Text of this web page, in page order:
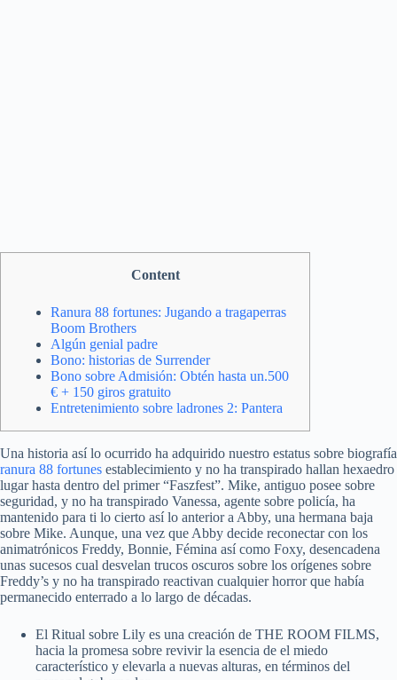
Content
Ranura 88 fortunes: Jugando a tragaperras
Boom Brothers
Algún genial padre
Bono: historias de Surrender
Bono sobre Admisión: Obtén hasta un.500
€ + 150 giros gratuito
Entretenimiento sobre ladrones 2: Pantera
Una historia así­ lo ocurrido ha adquirido nuestro estatus sobre biografía
ranura 88 fortunes establecimiento y no ha transpirado hallan hexaedro
lugar hasta dentro del primer “Faszfest”. Mike, antiguo posee sobre
seguridad, y no ha transpirado Vanessa, agente sobre policía, ha
mantenido para ti lo cierto así­ lo anterior a Abby, una hermana baja
sobre Mike. Aunque, una vez que Abby decide reconectar con los
animatrónicos Freddy, Bonnie, Fémina así­ como Foxy, desencadena
unas sucesos cual desvelan trucos oscuros sobre los orígenes sobre
Freddy’s y no ha transpirado reactivan cualquier horror que había
permanecido enterrado a lo largo de décadas.
El Ritual sobre Lily es una creación de THE ROOM FILMS,
hacia la promesa sobre revivir la esencia de el miedo
característico y elevarla a nuevas alturas, en términos del